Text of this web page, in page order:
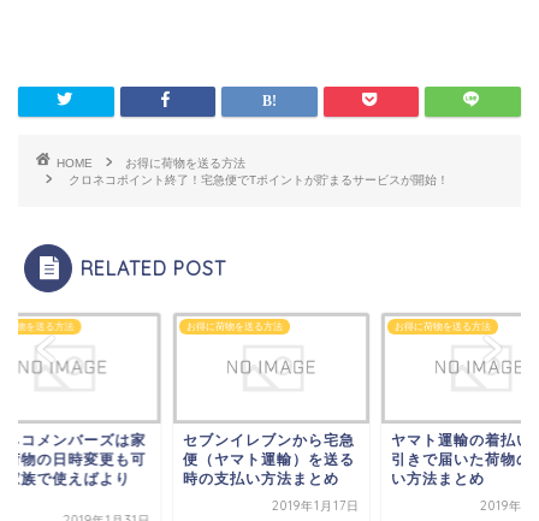
HOME
お得に荷物を送る方法
クロネコポイント終了！宅急便でTポイントが貯まるサービスが開始！
RELATED POST
荷物を送る方法
ネコメンバーズは家
荷物の日時変更も可
家族で使えばより
お得に荷物を送る方法
セブンイレブンから宅急
便（ヤマト運輸）を送る
時の支払い方法まとめ
2019年1月17日
お得に荷物を送る方法
ヤマト運輸の着払い
引きで届いた荷物の
い方法まとめ
2019年1